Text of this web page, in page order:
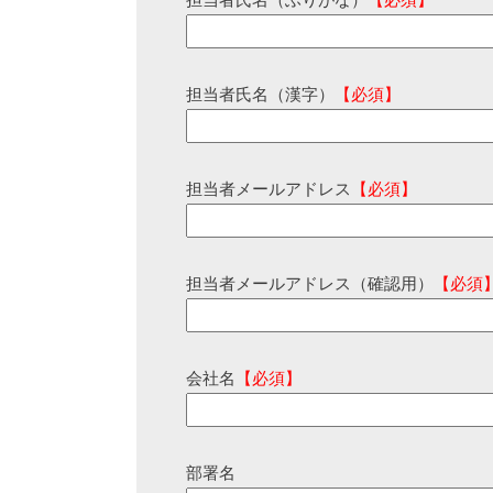
担当者氏名（漢字） 【必須】
担当者メールアドレス 【必須】
担当者メールアドレス（確認用） 【必須
会社名 【必須】
部署名